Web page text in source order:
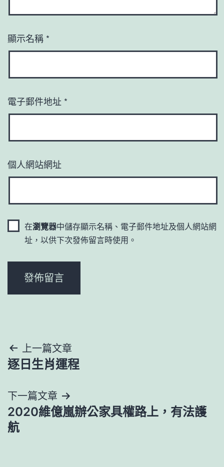
顯示名稱 *
電子郵件地址 *
個人網站網址
在瀏覽器中儲存顯示名稱、電子郵件地址及個人網站網
址，以供下次發佈留言時使用。
文
章
導
覽
上一篇文章
逐日生肖運程
下一篇文章
2020維億嵐辦公家具權路上，有法護
航